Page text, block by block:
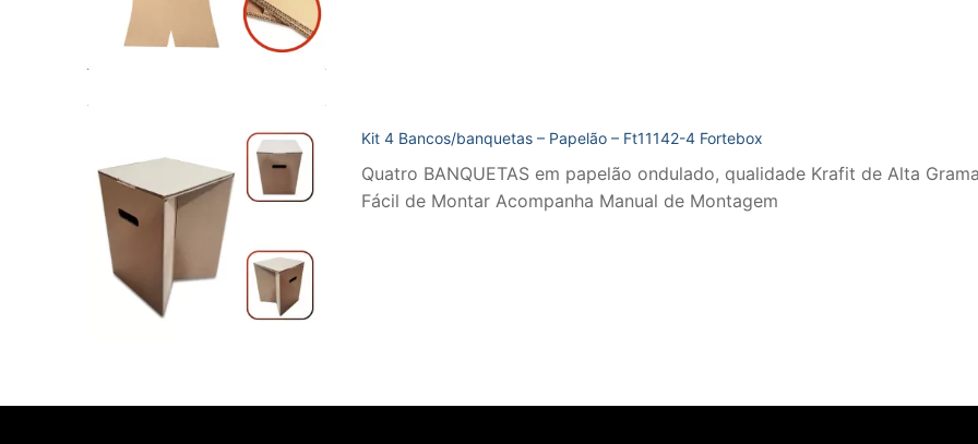
Kit 4 Bancos/banquetas – Papelão – Ft11142-4 Fortebox
Quatro BANQUETAS em papelão ondulado, qualidade Krafit de Alta
Fácil de Montar Acompanha Manual de Montagem